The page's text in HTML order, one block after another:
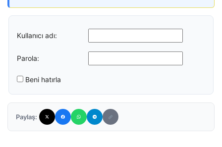
Kullanıcı adı:
Parola:
Beni hatırla
Paylaş: